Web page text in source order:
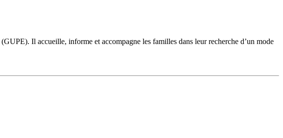
Il accueille, informe et accompagne les familles dans leur recherche d’un mode